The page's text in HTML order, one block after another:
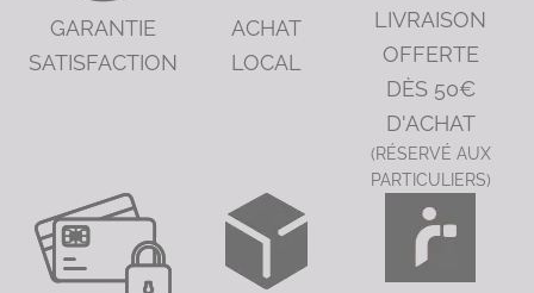
GARANTIE
SATISFACTION
ACHAT
LOCAL
LIVRAISON
OFFERTE
DÈS 50€
D'ACHAT
(RÉSERVÉ AUX
PARTICULIERS)